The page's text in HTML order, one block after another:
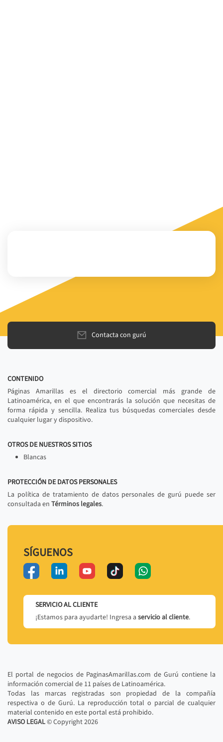
Contacta con gurú
CONTENIDO
Páginas Amarillas es el directorio comercial más grande de
Latinoamérica, en el que encontrarás la solución que necesitas de
forma rápida y sencilla. Realiza tus búsquedas comerciales desde
cualquier lugar y dispositivo.
OTROS DE NUESTROS SITIOS
Blancas
PROTECCIÓN DE DATOS PERSONALES
La política de tratamiento de datos personales de gurú puede ser
consultada en Términos legales.
SÍGUENOS
SERVICIO AL CLIENTE
¡Estamos para ayudarte! Ingresa a servicio al cliente.
El portal de negocios de PaginasAmarillas.com de Gurú contiene la
información comercial de 11 países de Latinoamérica.
Todas las marcas registradas son propiedad de la compañía
respectiva o de Gurú. La reproducción total o parcial de cualquier
material contenido en este portal está prohibido.
AVISO LEGAL© Copyright2026